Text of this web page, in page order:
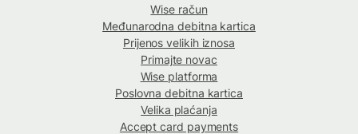
Wise račun
Međunarodna debitna kartica
Prijenos velikih iznosa
Primajte novac
Wise platforma
Poslovna debitna kartica
Velika plaćanja
Accept card payments